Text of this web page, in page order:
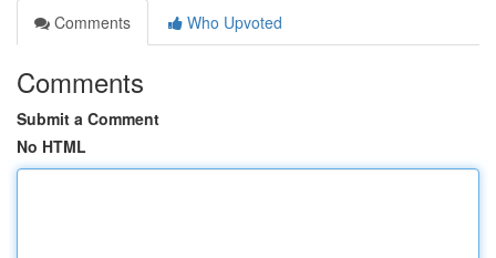
Comments
Who Upvoted
Comments
Submit a Comment
No HTML